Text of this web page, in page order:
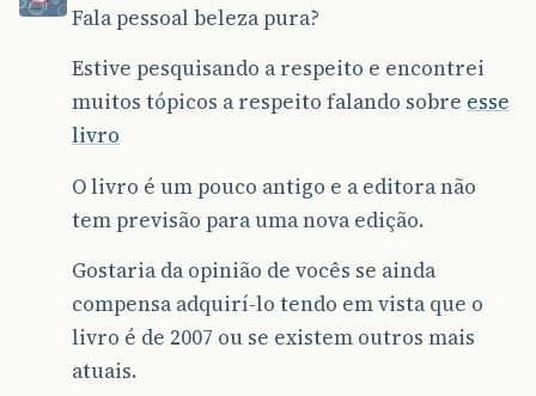
Fala pessoal beleza pura?
Estive pesquisando a respeito e encontrei
muitos tópicos a respeito falando sobre esse
livro
O livro é um pouco antigo e a editora não
tem previsão para uma nova edição.
Gostaria da opinião de vocês se ainda
compensa adquirí-lo tendo em vista que o
livro é de 2007 ou se existem outros mais
atuais.